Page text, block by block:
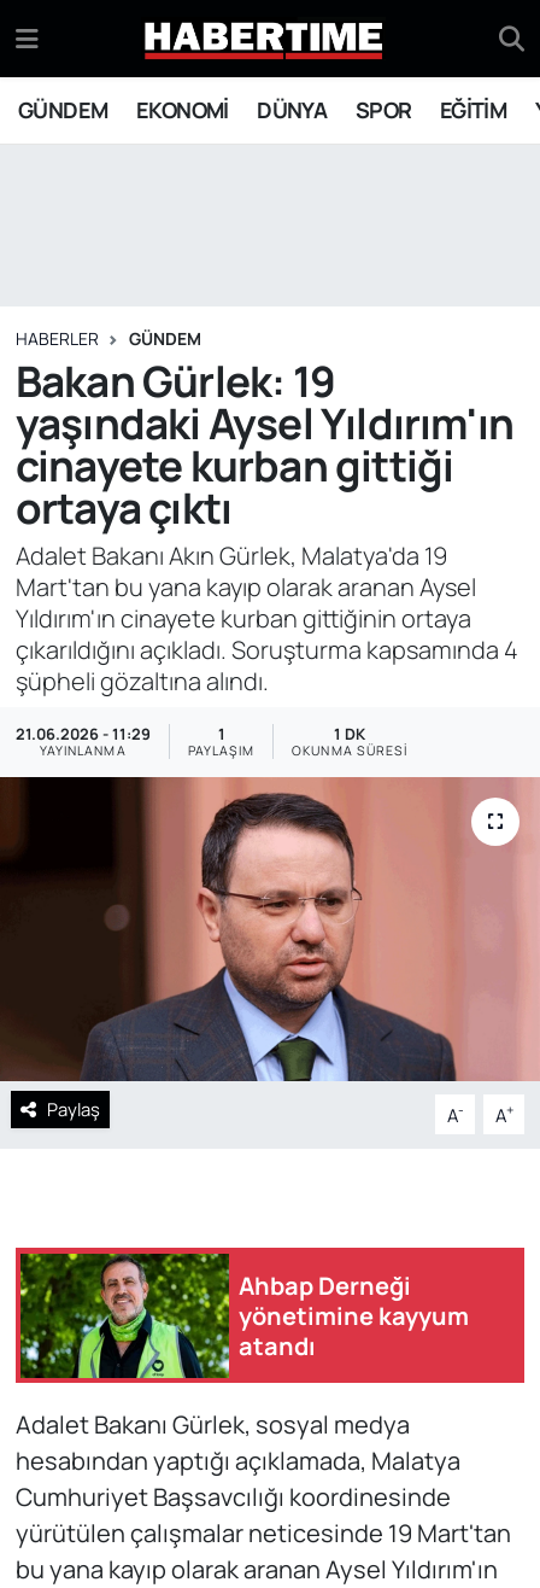
GÜNDEM EKONOMİ DÜNYA SPOR EĞİTİM
HABERLER GÜNDEM
Bakan Gürlek: 19
yaşındaki Aysel Yıldırım'ın
cinayete kurban gittiği
ortaya çıktı
Adalet Bakanı Akın Gürlek, Malatya'da 19
Mart'tan bu yana kayıp olarak aranan Aysel
Yıldırım'ın cinayete kurban gittiğinin ortaya
çıkarıldığını açıkladı. Soruşturma kapsamında 4
şüpheli gözaltına alındı.
21.06.2026 - 11:29
YAYINLANMA
1
PAYLAŞIM
1 DK
OKUNMA SÜRESI
Paylaş A- A+
Ahbap Derneği
yönetimine kayyum
atandı
Adalet Bakanı Gürlek, sosyal medya
hesabından yaptığı açıklamada, Malatya
Cumhuriyet Başsavcılığı koordinesinde
yürütülen çalışmalar neticesinde 19 Mart'tan
bu yana kayıp olarak aranan Aysel Yıldırım'ın
EKONOMİ
EĞİTİM
YAŞAM
SİYASET
ASAYİŞ
SAĞLIK
Eskişehir Nöbetçi Eczaneler
Eskişehir Hava Durumu
Süper Lig Puan Durumu ve Fikstür
Tüm Manşetler
Son Dakika Haberleri
Haber Arşivi